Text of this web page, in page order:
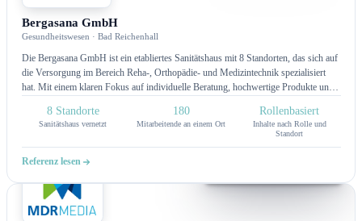
Bergasana GmbH
Gesundheitswesen · Bad Reichenhall
Die Bergasana GmbH ist ein etabliertes Sanitätshaus mit 8 Standorten, das sich auf
die Versorgung im Bereich Reha-, Orthopädie- und Medizintechnik spezialisiert
hat. Mit einem klaren Fokus auf individuelle Beratung, hochwertige Produkte und
für mehr Lebensqualität und Mobilität im Alltag. Das Unternehmen verbindet
medizinische Kompetenz mit modernen Technologien und setzt dabei zunehmend
auf digitale Prozesse zur Optimierung interner Abläufe und der
Kundenkommunikation.
8 Standorte
Sanitätshaus vernetzt
180
Mitarbeitende an einem Ort
Rollenbasiert
Inhalte nach Rolle und
Standort
Referenz lesen
Intranet